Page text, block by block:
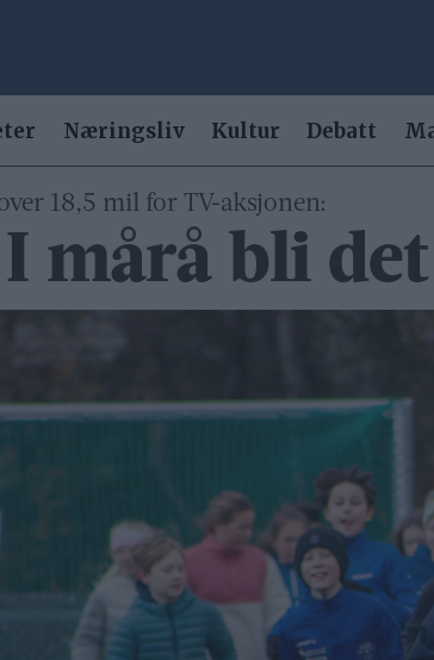
Næringsliv Kultur Debatt
18,5 mil for TV-aksjonen:
mårå bli